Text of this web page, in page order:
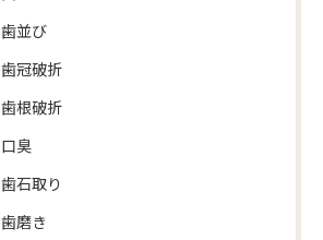
歯並び
歯冠破折
歯根破折
口臭
歯石取り
歯磨き